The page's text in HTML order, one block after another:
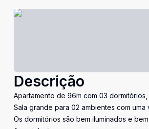
Descrição
Apartamento de 96m com 03
Sala grande para 02 ambientes com uma
Os dormitórios são bem iluminados e